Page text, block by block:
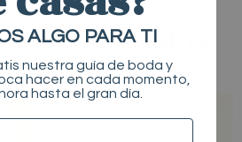
relacionados
ALGO PARA TI
nuestra guía de boda y
hacer en cada momento,
hasta el gran día.